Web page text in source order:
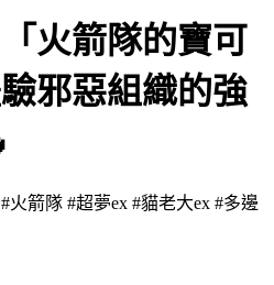
火箭隊的寶可
邪惡組織的強
箭隊 #超夢ex #貓老大ex #多邊